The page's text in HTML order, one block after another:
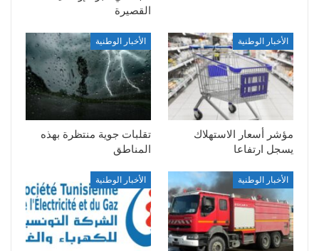
القصيرة
الأخبار الوطنية
مؤشر أسعار الاستهلاك
يسجل ارتفاعا
الأخبار الوطنية
تقلبات جوية منتظرة بهذه
المناطق
الأخبار الوطنية الأخبار الوطنية